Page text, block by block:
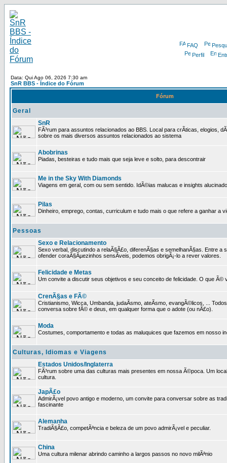
FAQ
Perfil
Data: Qui Ago 06, 2026 7:30 am
SnR BBS - Índice do Fórum
Fórum
Geral
SnR
FÃ³rum para assuntos relacionados ao BBS. Local para crÃ­ticas, elogios,
sobre os mais diversos assuntos relacionados ao sistema
Abobrinas
Piadas, besteiras e tudo mais que seja leve e solto, para descontrair
Me in the Sky With Diamonds
Viagens em geral, com ou sem sentido. IdÃ©ias malucas e insights
Pilas
Dinheiro, emprego, contas, curriculum e tudo mais o que refere a ganhar a
Pessoas
Sexo e Relacionamento
Sexo verbal, discutindo a relaÃ§Ã£o, diferenÃ§as e semelhanÃ§as. Entre a
ofender coraÃ§Ãµezinhos sensÃ­veis, podemos obrigÃ¡-lo a rever valores.
Felicidade e Metas
Um convite a discutir seus objetivos e seu conceito de felicidade. O que Ã©
CrenÃ§as e FÃ©
Cristianismo, Wicca, Umbanda, judaÃ­smo, ateÃ­smo, evangÃ©licos, ...
conversa sobre fÃ© e deus, em qualquer forma que o adote (ou nÃ£o).
Moda
Costumes, comportamento e todas as maluquices que fazemos em nosso
Culturas, Idiomas e Viagens
Estados Unidos/Inglaterra
FÃ³rum sobre uma das culturas mais presentes em nossa Ã©poca. Um
cultura.
JapÃ£o
AdmirÃ¡vel povo antigo e moderno, um convite para conversar sobre as
fascinante
Alemanha
TradiÃ§Ã£o, competÃªncia e beleza de um povo admirÃ¡vel e peculiar.
China
Uma cultura milenar abrindo caminho a largos passos no novo milÃªnio